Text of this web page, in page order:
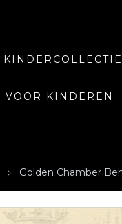
VOOR KINDEREN
Golden Chamber